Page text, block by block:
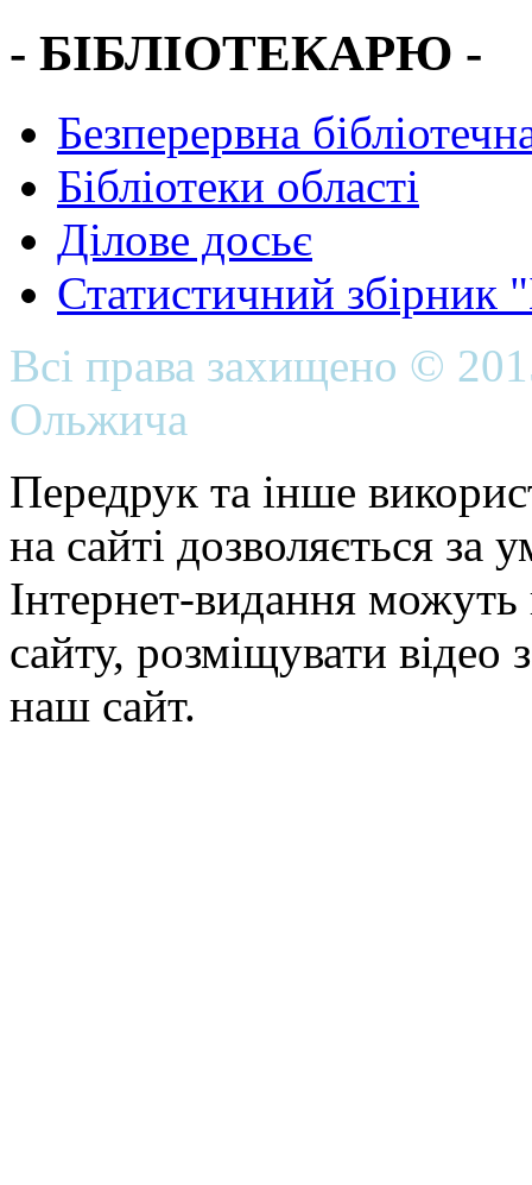
- БІБЛІОТЕКАРЮ -
Безперервна
Бібліотеки області
Ділове досьє
Статистичний
Всі права захищено ©
Ольжича
Передрук та інше
на сайті дозволяється
Інтернет-видання можуть
сайту, розміщувати відео
наш сайт.